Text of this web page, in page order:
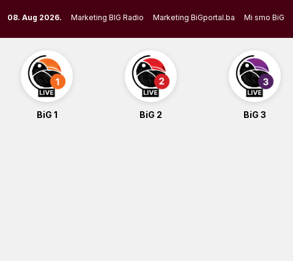
to
content
08. Aug 2026. Marketing BIG Radio Marketing BiGportal.ba Mi smo BiG
BiG 1 BiG 2 BiG 3